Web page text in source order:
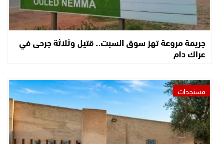
جريمة مروعة تهز سوق السبت.. قتيل وثلاثة جرحى في
عراك دام
مستجدات